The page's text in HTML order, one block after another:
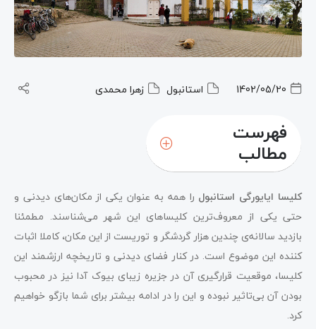
1402/05/20 استانبول زهرا محمدی
فهرست
مطالب
کلیسا ایایورگی استانبول را همه به عنوان یکی از مکان‌های دیدنی و
حتی یکی از معروف‌ترین کلیساهای این شهر می‌شناسند. مطمئنا
بازدید سالانه‌ی چندین هزار گردشگر و توریست از این مکان، کاملا اثبات
کننده این موضوع است. در کنار فضای دیدنی و تاریخچه ارزشمند این
کلیسا، موقعیت قرارگیری آن در جزیره زیبای بیوک آدا نیز در محبوب
بودن آن بی‌تاثیر نبوده و این را در ادامه بیشتر برای شما بازگو خواهیم
کرد.